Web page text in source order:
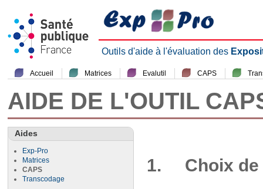
Outils d'aide à l'évaluation des
Accueil Matrices Evalutil CAPS
AIDE DE L'OUTIL
Aides
Exp-Pro
Matrices
CAPS
Transcodage
1. Choix de